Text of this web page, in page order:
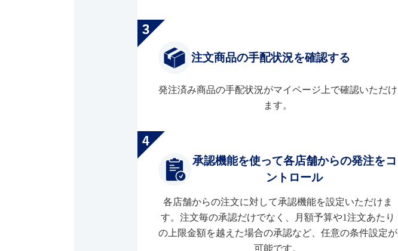
注文商品の手配状況を確認する
発注済み商品の手配状況がマイページ上で確認いただけ
ます。
承認機能を使って各店舗からの発注をコ
ントロール
各店舗からの注文に対して承認機能を設定いただけま
す。注文毎の承認だけでなく、月額予算や1注文あたり
の上限金額を越えた場合の承認など、任意の条件設定が
可能です。